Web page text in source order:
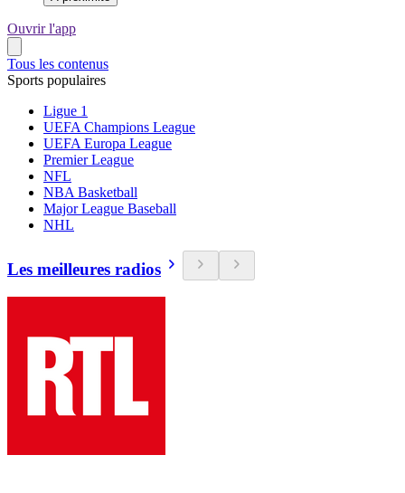
Ouvrir l'app
Tous les contenus
Sports populaires
Ligue 1
UEFA Champions League
UEFA Europa League
Premier League
NFL
NBA Basketball
Major League Baseball
NHL
Les meilleures radios